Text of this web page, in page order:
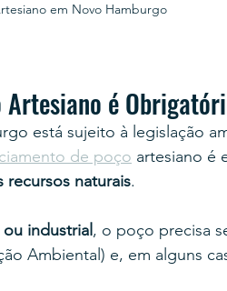
em Novo Hamburgo
Artesiano é
está sujeito à legislação
de poço artesiano é
recursos naturais.
industrial , o poço precisa
Ambiental) e, em alguns